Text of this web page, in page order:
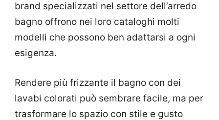
brand specializzati nel settore dell’arredo
bagno offrono nei loro cataloghi molti
modelli che possono ben adattarsi a ogni
esigenza.
Rendere più frizzante il bagno con dei
lavabi colorati può sembrare facile, ma per
trasformare lo spazio con stile e gusto